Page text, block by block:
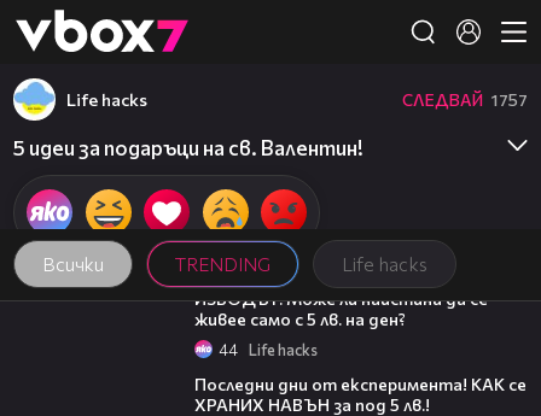
👾
Всички TRENDING Life hacks
Life hacks СЛЕДВАЙ 1757
5 идеи за подаръци на св. Валентин!
06:07
ИЗВОДЪТ: Може ли наистина да се
живее само с 5 лв. на ден?
44 Life hacks
Последни дни от експеримента! КАК се
ХРАНИХ НАВЪН за под 5 лв.!